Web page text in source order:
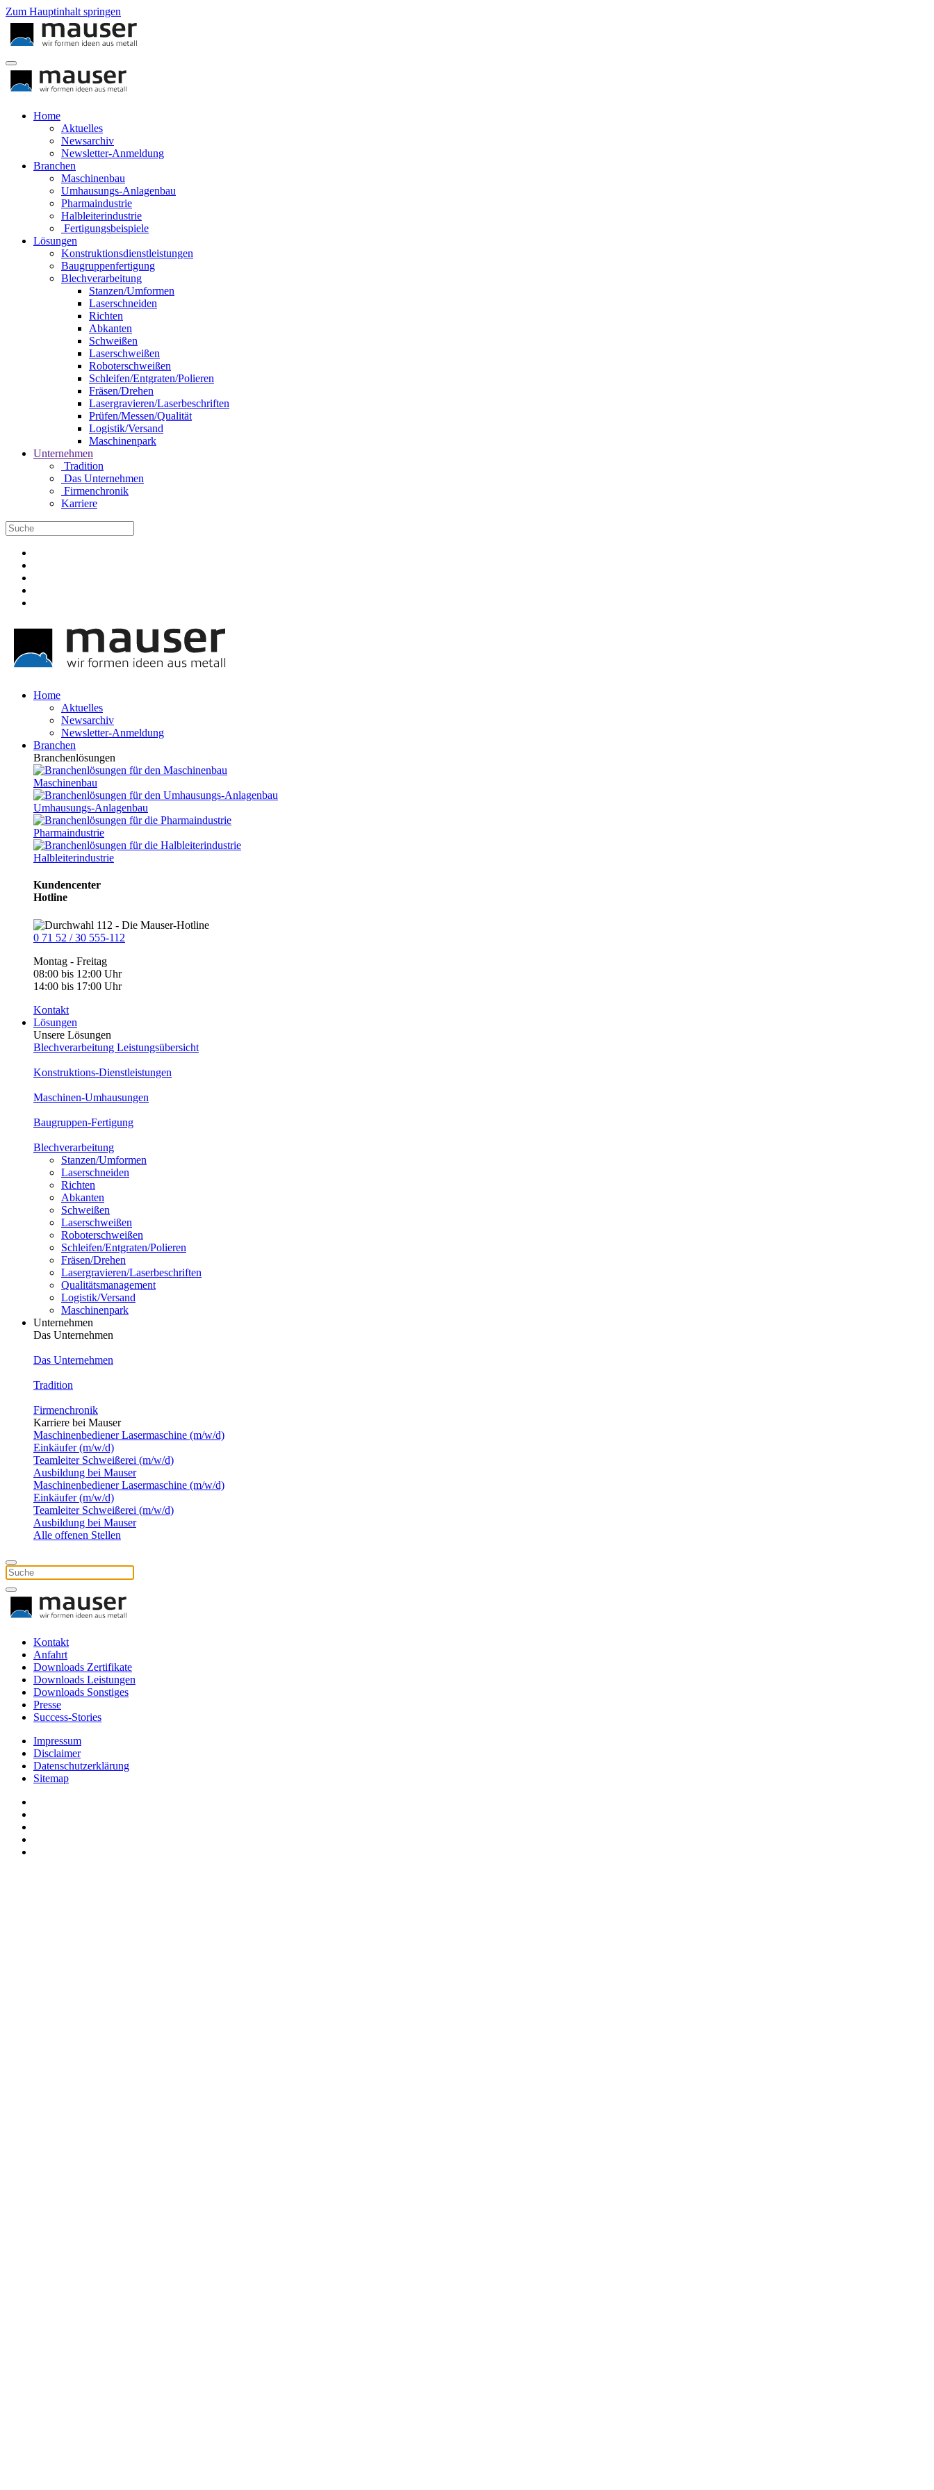
Zum Hauptinhalt springen
Home
Aktuelles
Newsarchiv
Newsletter-Anmeldung
Branchen
Maschinenbau
Umhausungs-Anlagenbau
Pharmaindustrie
Halbleiterindustrie
Fertigungsbeispiele
Lösungen
Konstruktionsdienstleistungen
Baugruppenfertigung
Blechverarbeitung
Stanzen/Umformen
Laserschneiden
Richten
Abkanten
Schweißen
Laserschweißen
Roboterschweißen
Schleifen/Entgraten/Polieren
Fräsen/Drehen
Lasergravieren/Laserbeschriften
Prüfen/Messen/Qualität
Logistik/Versand
Maschinenpark
Unternehmen
Tradition
Das Unternehmen
Firmenchronik
Karriere
Home
Aktuelles
Newsarchiv
Newsletter-Anmeldung
Branchen
Branchenlösungen
Maschinenbau
Umhausungs-Anlagenbau
Pharmaindustrie
Halbleiterindustrie
Kundencenter
Hotline
0 71 52 / 30 555-112
Montag - Freitag
08:00 bis 12:00 Uhr
14:00 bis 17:00 Uhr
Kontakt
Lösungen
Unsere Lösungen
Blechverarbeitung Leistungsübersicht
Konstruktions-Dienstleistungen
Maschinen-Umhausungen
Baugruppen-Fertigung
Blechverarbeitung
Stanzen/Umformen
Laserschneiden
Richten
Abkanten
Schweißen
Laserschweißen
Roboterschweißen
Schleifen/Entgraten/Polieren
Fräsen/Drehen
Lasergravieren/Laserbeschriften
Qualitätsmanagement
Logistik/Versand
Maschinenpark
Unternehmen
Das Unternehmen
Das Unternehmen
Tradition
Firmenchronik
Karriere bei Mauser
Maschinenbediener Lasermaschine (m/w/d)
Einkäufer (m/w/d)
Teamleiter Schweißerei (m/w/d)
Ausbildung bei Mauser
Maschinenbediener Lasermaschine (m/w/d)
Einkäufer (m/w/d)
Teamleiter Schweißerei (m/w/d)
Ausbildung bei Mauser
Alle offenen Stellen
Kontakt
Anfahrt
Downloads Zertifikate
Downloads Leistungen
Downloads Sonstiges
Presse
Success-Stories
Impressum
Disclaimer
Datenschutzerklärung
Sitemap